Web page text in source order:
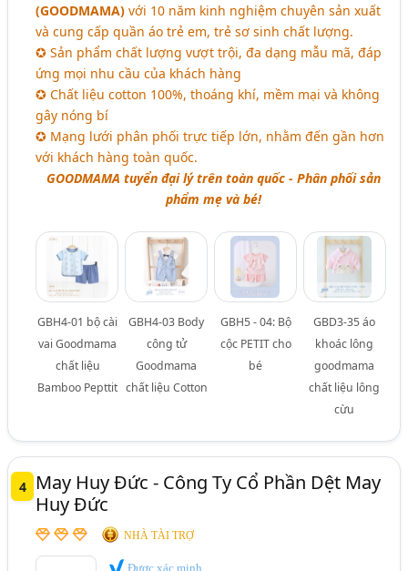
(GOODMAMA) với 10 năm kinh nghiệm chuyên sản xuất
và cung cấp quần áo trẻ em, trẻ sơ sinh chất lượng.
✪ Sản phẩm chất lượng vượt trội, đa dạng mẫu mã, đáp
ứng mọi nhu cầu của khách hàng
✪ Chất liệu cotton 100%, thoáng khí, mềm mại và không
gây nóng bí
✪ Mạng lưới phân phối trực tiếp lớn, nhằm đến gần hơn
với khách hàng toàn quốc.
GOODMAMA tuyển đại lý trên toàn quốc - Phân phối sản
phẩm mẹ và bé!
GBH4-01 bộ cài
vai Goodmama
chất liệu
Bamboo Pepttit
GBH4-03 Body
công tử
Goodmama
chất liệu Cotton
GBH5 - 04: Bộ
cộc PETIT cho
bé
GBD3-35 áo
khoác lông
goodmama
chất liệu lông
cừu
4
May Huy Đức - Công Ty Cổ Phần Dệt May
Huy Đức
NHÀ TÀI TRỢ
Được xác minh